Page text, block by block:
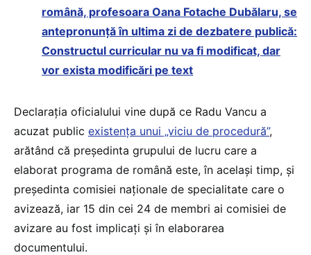
română, profesoara Oana Fotache Dubălaru, se
antepronunță în ultima zi de dezbatere publică:
Constructul curricular nu va fi modificat, dar
vor exista modificări pe text
Declarația oficialului vine după ce Radu Vancu a
acuzat public existența unui „viciu de procedură”,
arătând că președinta grupului de lucru care a
elaborat programa de română este, în același timp, și
președinta comisiei naționale de specialitate care o
avizează, iar 15 din cei 24 de membri ai comisiei de
avizare au fost implicați și în elaborarea
documentului.